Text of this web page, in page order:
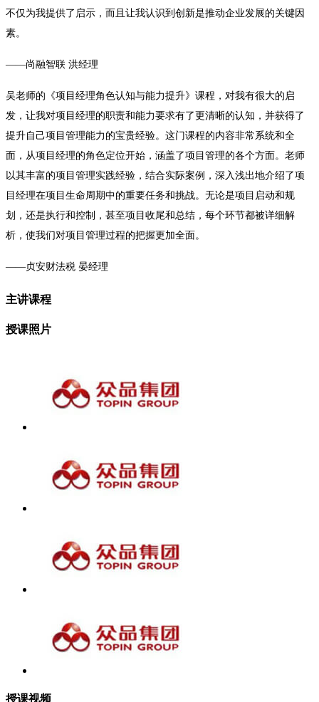
不仅为我提供了启示，而且让我认识到创新是推动企业发展的关键因
素。
——尚融智联 洪经理
吴老师的《项目经理角色认知与能力提升》课程，对我有很大的启
发，让我对项目经理的职责和能力要求有了更清晰的认知，并获得了
提升自己项目管理能力的宝贵经验。这门课程的内容非常系统和全
面，从项目经理的角色定位开始，涵盖了项目管理的各个方面。老师
以其丰富的项目管理实践经验，结合实际案例，深入浅出地介绍了项
目经理在项目生命周期中的重要任务和挑战。无论是项目启动和规
划，还是执行和控制，甚至项目收尾和总结，每个环节都被详细解
析，使我们对项目管理过程的把握更加全面。
——贞安财法税 晏经理
主讲课程
授课照片
授课视频